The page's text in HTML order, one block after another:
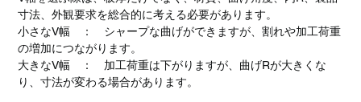
寸法、外観要求を総合的に考える必要があります。
小さなV幅　：　シャープな曲げができますが、割れや加工荷重
の増加につながります。
大きなV幅　：　加工荷重は下がりますが、曲げRが大きくな
り、寸法が変わる場合があります。